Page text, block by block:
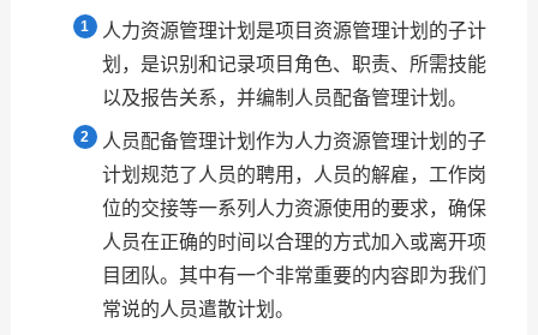
人力资源管理计划是项目资源管理计划的子计
划，是识别和记录项目角色、职责、所需技能
以及报告关系，并编制人员配备管理计划。
人员配备管理计划作为人力资源管理计划的子
计划规范了人员的聘用，人员的解雇，工作岗
位的交接等一系列人力资源使用的要求，确保
人员在正确的时间以合理的方式加入或离开项
目团队。其中有一个非常重要的内容即为我们
常说的人员遣散计划。